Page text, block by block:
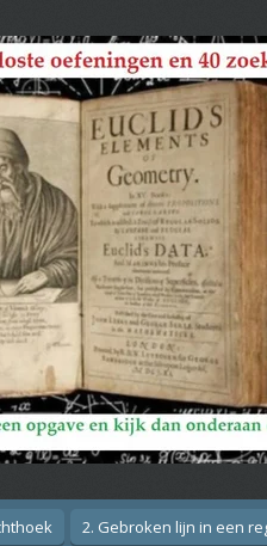
2. Gebroken lijn in een